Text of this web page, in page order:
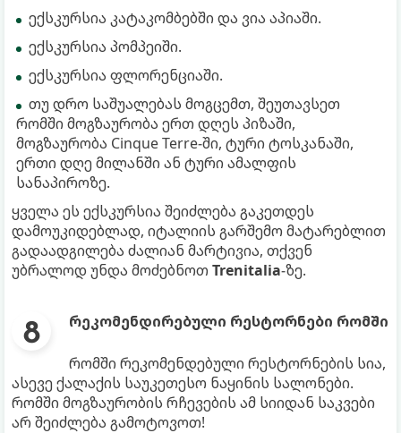
ექსკურსია კატაკომბებში და ვია აპიაში.
ექსკურსია პომპეიში.
ექსკურსია ფლორენციაში.
თუ დრო საშუალებას მოგცემთ, შეუთავსეთ
რომში მოგზაურობა ერთ დღეს პიზაში,
მოგზაურობა Cinque Terre-ში, ტური ტოსკანაში,
ერთი დღე მილანში ან ტური ამალფის
სანაპიროზე.
ყველა ეს ექსკურსია შეიძლება გაკეთდეს
დამოუკიდებლად, იტალიის გარშემო მატარებლით
გადაადგილება ძალიან მარტივია, თქვენ
უბრალოდ უნდა მოძებნოთ Trenitalia-ზე.
რეკომენდირებული რესტორნები რომში
რომში რეკომენდებული რესტორნების სია,
ასევე ქალაქის საუკეთესო ნაყინის სალონები.
რომში მოგზაურობის რჩევების ამ სიიდან საკვები
არ შეიძლება გამოტოვოთ!